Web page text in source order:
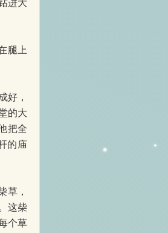
进大
腿上
好，
的大
把全
的庙
草，
这柴
个草